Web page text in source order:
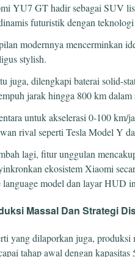
YU7 GT hadir sebagai SUV
futuristik dengan
modernnya mencerminkan
stylish.
juga, dilengkapi baterai solid-
jarak hingga 800 km
untuk akselerasi 0-100
rival seperti Tesla Model Y
lagi, fitur unggulan
ekosistem Xiaomi
language model dan layar HUD
Massal Dan Strategi
yang dilaporkan juga,
tahap awal dengan